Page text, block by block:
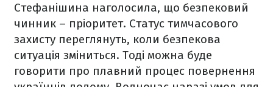
Стефанішина наголосила, що безпековий
чинник – пріоритет. Статус тимчасового
захисту переглянуть, коли безпекова
ситуація зміниться. Тоді можна буде
говорити про плавний процес повернення